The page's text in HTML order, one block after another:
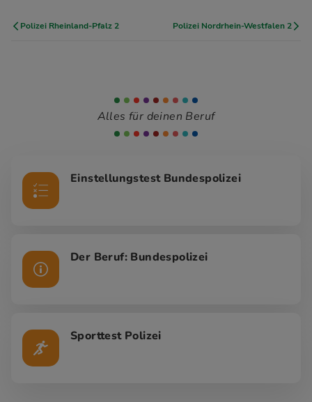
Polizei Rheinland-Pfalz 2 Polizei Nordrhein-Westfalen 2
Alles für deinen Beruf
Einstellungstest Bundespolizei
Der Beruf: Bundespolizei
Sporttest Polizei